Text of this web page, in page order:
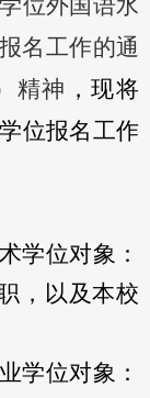
位外国语水
名工作的通
精神 ，现将
位报名工作
学位对象：
，以及本校
学位对象：